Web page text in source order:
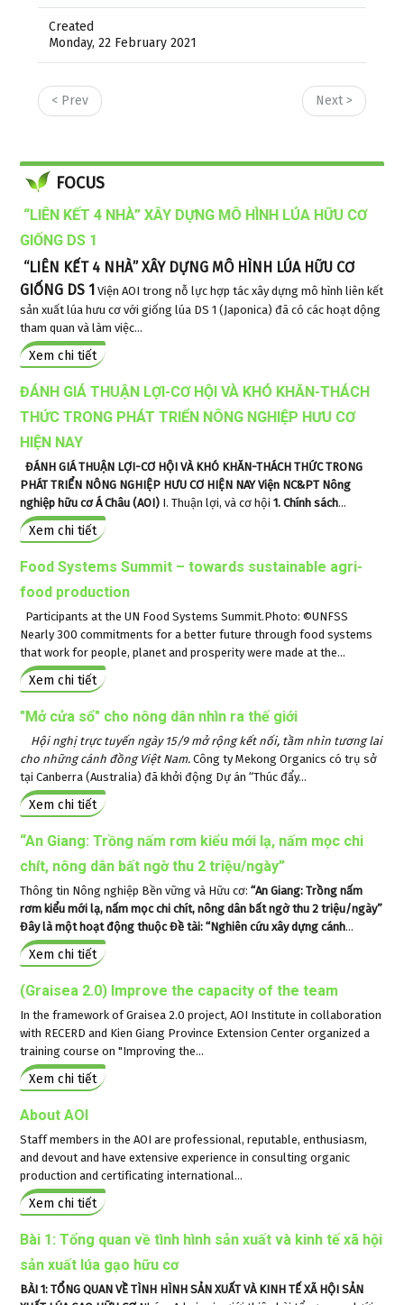
Created
Monday, 22 February 2021
< Prev Next >
FOCUS
“LIÊN KẾT 4 NHÀ” XÂY DỰNG MÔ HÌNH LÚA HỮU CƠ
GIỐNG DS 1
“LIÊN KẾT 4 NHÀ” XÂY DỰNG MÔ HÌNH LÚA HỮU CƠ
GIỐNG DS 1 Viện AOI trong nỗ lực hợp tác xây dựng mô hình liên kết
sản xuất lúa hưu cơ với giống lúa DS 1 (Japonica) đã có các hoạt dộng
tham quan và làm việc...
Xem chi tiết
ĐÁNH GIÁ THUẬN LỢI-CƠ HỘI VÀ KHÓ KHĂN-THÁCH
THỨC TRONG PHÁT TRIỂN NÔNG NGHIỆP HƯU CƠ
HIỆN NAY
ĐÁNH GIÁ THUẬN LỢI-CƠ HỘI VÀ KHÓ KHĂN-THÁCH THỨC TRONG
PHÁT TRIỂN NÔNG NGHIỆP HƯU CƠ HIỆN NAY Viện NC&PT Nông
nghiệp hữu cơ Á Châu (AOI) I. Thuận lợi, và cơ hội1. Chính sách...
Xem chi tiết
Food Systems Summit – towards sustainable agri-
food production
Participants at the UN Food Systems Summit.Photo: ©UNFSS
Nearly 300 commitments for a better future through food systems
that work for people, planet and prosperity were made at the...
Xem chi tiết
"Mở cửa sổ" cho nông dân nhìn ra thế giới
Hội nghị trực tuyến ngày 15/9 mở rộng kết nối, tầm nhìn tương lai
cho những cánh đồng Việt Nam. Công ty Mekong Organics có trụ sở
tại Canberra (Australia) đã khởi động Dự án “Thúc đẩy...
Xem chi tiết
“An Giang: Trồng nấm rơm kiểu mới lạ, nấm mọc chi
chít, nông dân bất ngờ thu 2 triệu/ngày”
Thông tin Nông nghiệp Bền vững và Hữu cơ:“An Giang: Trồng nấm
rơm kiểu mới lạ, nấm mọc chi chít, nông dân bất ngờ thu 2 triệu/ngày”
Đây là một hoạt động thuộc Đề tài: “Nghiên cứu xây dựng cánh...
Xem chi tiết
(Graisea 2.0) Improve the capacity of the team
In the framework of Graisea 2.0 project, AOI Institute in collaboration
with RECERD and Kien Giang Province Extension Center organized a
training course on "Improving the...
Xem chi tiết
About AOI
Staff members in the AOI are professional, reputable, enthusiasm,
and devout and have extensive experience in consulting organic
production and certificating international...
Xem chi tiết
Bài 1: Tổng quan về tình hình sản xuất và kinh tế xã hội
sản xuất lúa gạo hữu cơ
BÀI 1: TỔNG QUAN VỀ TÌNH HÌNH SẢN XUẤT VÀ KINH TẾ XÃ HỘI SẢN